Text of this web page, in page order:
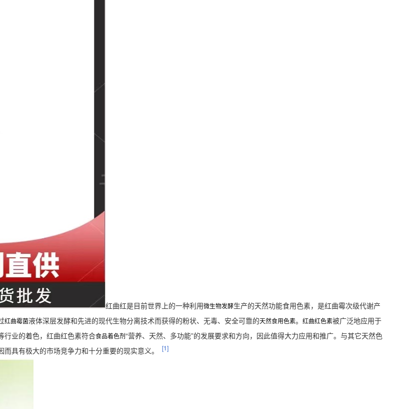
红曲红是目前世界上的一种利用微生物发酵生产的天然功能食用色素，是红曲霉次级代谢产
红曲霉菌液体深层发酵和先进的现代生物分离技术而获得的粉状、无毒、安全可靠的天然食用色素。 红曲红色素被广泛地应用于
行业的着色，红曲红色素符合食品着色剂 “营养、天然、多功能”的发展要求和方向，因此值得大力应用和推广。与其它天然色
具有极大的市场竞争力和十分重要的现实意义。
[1]